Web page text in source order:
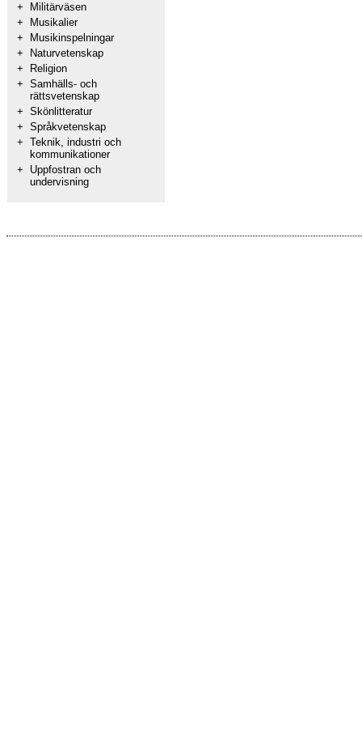
+
Militärväsen
+
Musikalier
+
Musikinspelningar
+
Naturvetenskap
+
Religion
+ Samhälls- och
rättsvetenskap
+ Skönlitteratur
+ Språkvetenskap
+ Teknik, industri och
kommunikationer
+
Uppfostran och
undervisning